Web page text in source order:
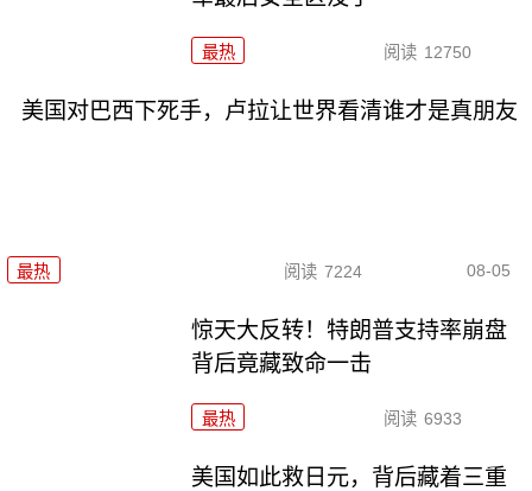
最热 阅读 12750
美国对巴西下死手，卢拉让世界看清谁才是真朋友
最热 阅读 7224 08-05
惊天大反转！特朗普支持率崩盘
背后竟藏致命一击
最热 阅读 6933
美国如此救日元，背后藏着三重